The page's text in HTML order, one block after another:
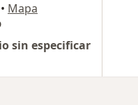
• Mapa
sin especificar